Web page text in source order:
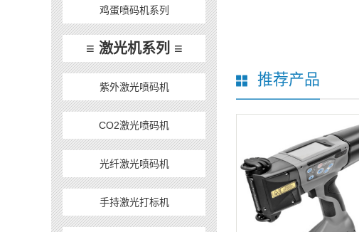
鸡蛋喷码机系列
≡ 激光机系列 ≡
紫外激光喷码机
CO2激光喷码机
光纤激光喷码机
手持激光打标机
推荐产品